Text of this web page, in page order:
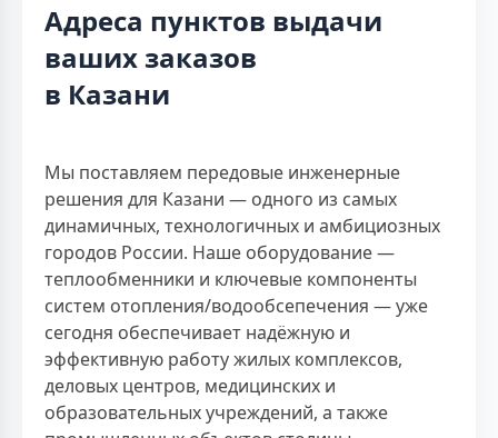
Адреса пунктов выдачи
ваших заказов
в Казани
Мы поставляем передовые инженерные
решения для Казани — одного из самых
динамичных, технологичных и амбициозных
городов России. Наше оборудование —
теплообменники и ключевые компоненты
систем отопления/водообсепечения — уже
сегодня обеспечивает надёжную и
эффективную работу жилых комплексов,
деловых центров, медицинских и
образовательных учреждений, а также